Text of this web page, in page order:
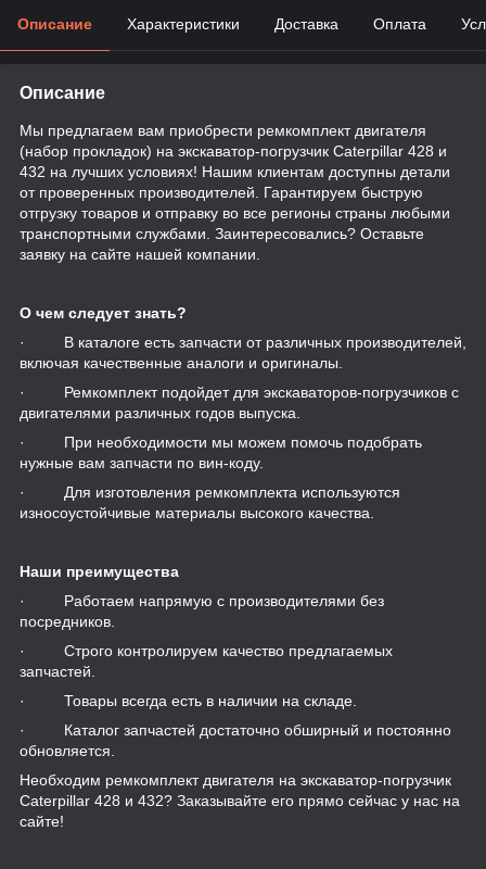
Описание Характеристики Доставка Оплата
Описание
Мы предлагаем вам приобрести ремкомплект двигателя
(набор прокладок) на экскаватор-погрузчик Caterpillar 428 и
432 на лучших условиях! Нашим клиентам доступны детали
от проверенных производителей. Гарантируем быструю
отгрузку товаров и отправку во все регионы страны любыми
транспортными службами. Заинтересовались? Оставьте
заявку на сайте нашей компании.
О чем следует знать?
· В каталоге есть запчасти от различных производителей,
включая качественные аналоги и оригиналы.
· Ремкомплект подойдет для экскаваторов-погрузчиков с
двигателями различных годов выпуска.
· При необходимости мы можем помочь подобрать
нужные вам запчасти по вин-коду.
· Для изготовления ремкомплекта используются
износоустойчивые материалы высокого качества.
Наши преимущества
· Работаем напрямую с производителями без
посредников.
· Строго контролируем качество предлагаемых
запчастей.
· Товары всегда есть в наличии на складе.
· Каталог запчастей достаточно обширный и постоянно
обновляется.
Необходим ремкомплект двигателя на экскаватор-погрузчик
Caterpillar 428 и 432? Заказывайте его прямо сейчас у нас на
сайте!